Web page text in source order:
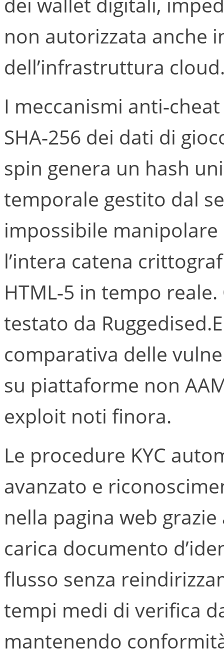
non autorizzata anche
dell’infrastruttura
I meccanismi
SHA‑256 dei dati di
spin genera un hash
temporale gestito dal
impossibile
l’intera catena
HTML‑5 in tempo
testato da
comparativa delle
su piattaforme non
exploit noti finora.
Le procedure KYC
avanzato e
nella pagina web grazie
carica documento
flusso senza
tempi medi di verifica
mantenendo